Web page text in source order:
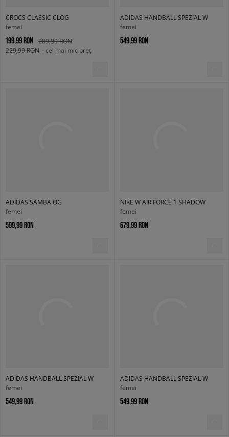
CROCS CLASSIC CLOG
femei
199,99 RON
289,99 RON
229,99 RON - cel mai mic preț
ADIDAS HANDBALL SPEZIAL W
femei
549,99 RON
ADIDAS SAMBA OG
femei
599,99 RON
NIKE W AIR FORCE 1 SHADOW
femei
679,99 RON
ADIDAS HANDBALL SPEZIAL W
femei
549,99 RON
ADIDAS HANDBALL SPEZIAL W
femei
549,99 RON